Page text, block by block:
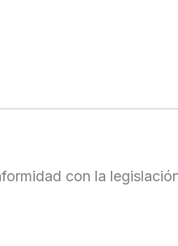
con la